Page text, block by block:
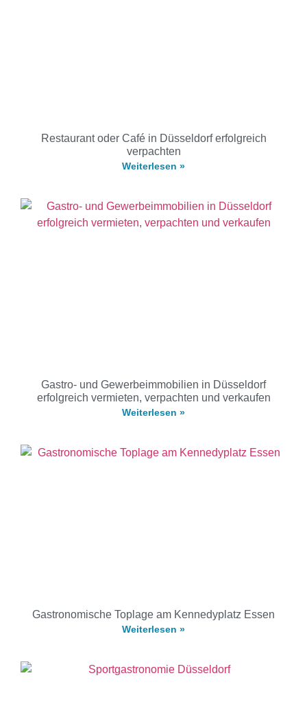
Restaurant oder Café in Düsseldorf erfolgreich
verpachten
Weiterlesen »
Gastro- und Gewerbeimmobilien in Düsseldorf
erfolgreich vermieten, verpachten und verkaufen
Weiterlesen »
Gastronomische Toplage am Kennedyplatz Essen
Weiterlesen »